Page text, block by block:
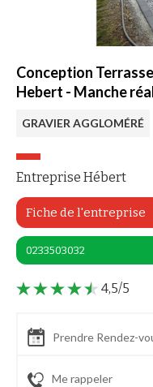
Conception
Hebert - Manche
GRAVIER AGGLOMÉRÉ
Entreprise Hébert
Fiche de l'entreprise
0233503032
4,5/5
Prendre Rendez-
Me rappeler